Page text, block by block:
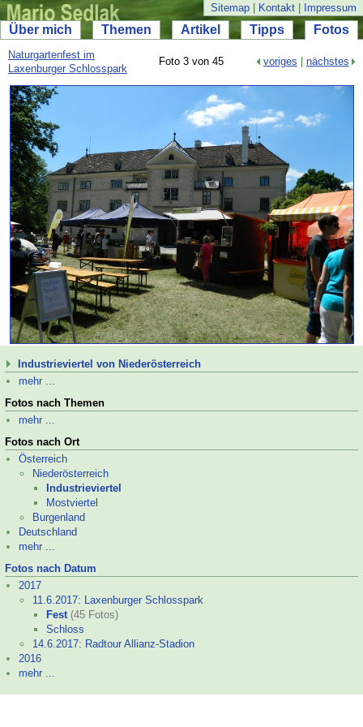
Sitemap Kontakt Impressum
Über mich Themen Artikel Tipps Fotos
Naturgartenfest im
Laxenburger Schlosspark
Foto 3 von 45 voriges nächstes
Industrieviertel von Niederösterreich
mehr ...
Fotos nach Themen
mehr ...
Fotos nach Ort
Österreich
Niederösterreich
Industrieviertel
Mostviertel
Burgenland
Deutschland
mehr ...
Fotos nach Datum
2017
11.6.2017: Laxenburger Schlosspark
Fest (45 Fotos)
Schloss
14.6.2017: Radtour Allianz-Stadion
2016
mehr ...